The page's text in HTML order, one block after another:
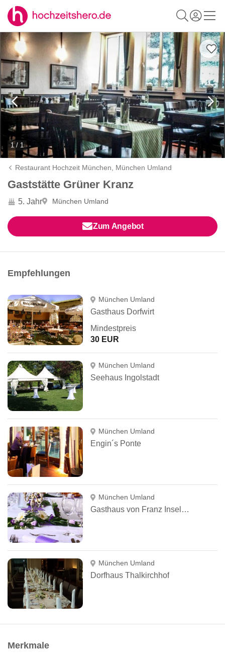
1 / 1
Restaurant Hochzeit München, München Umland
Gaststätte Grüner Kranz
5. Jahr München Umland
Zum Angebot
Empfehlungen
München Umland
Gasthaus Dorfwirt
Mindestpreis
30 EUR
München Umland
Seehaus Ingolstadt
München Umland
Engin´s Ponte
München Umland
Gasthaus von Franz Inselkammer
München Umland
Dorfhaus Thalkirchhof
Merkmale